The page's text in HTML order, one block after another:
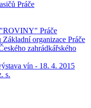
Práče
Práče
organizace Práče
zahrádkářského
vín - 18. 4. 2015
s.